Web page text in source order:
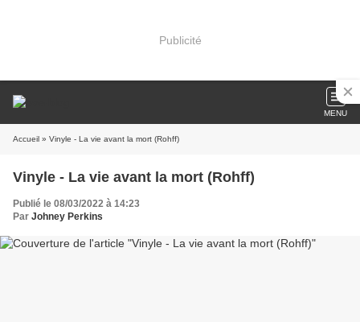
Publicité
MENU
Accueil » Vinyle - La vie avant la mort (Rohff)
Vinyle - La vie avant la mort (Rohff)
Publié le 08/03/2022 à 14:23
Par Johney Perkins